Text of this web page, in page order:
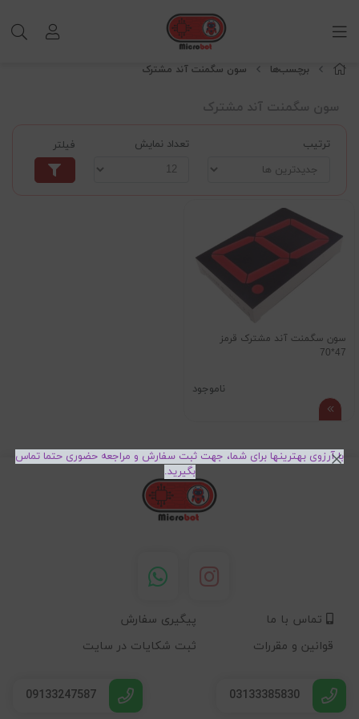
برچسب‌ها سون سگمنت آند مشترک
سون سگمنت آند مشترک
ترتیب تعداد نمایش فیلتر
سون سگمنت آند مشترک قرمز
47*70
ناموجود
تماس با ما
پیگیری سفارش
قوانین و مقررات
ثبت شکایات در سایت
03133385830
09133247587
با آرزوی بهترینها برای شما، جهت ثبت سفارش و مراجعه حضوری حتما تماس
بگیرید.